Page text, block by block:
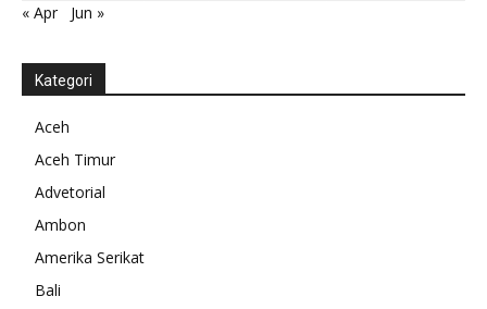
« Apr
Jun »
Kategori
Aceh
Aceh Timur
Advetorial
Ambon
Amerika Serikat
Bali